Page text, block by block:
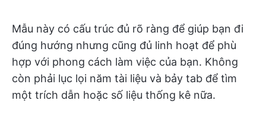
Mẫu này có cấu trúc đủ rõ ràng để giúp bạn đi
đúng hướng nhưng cũng đủ linh hoạt để phù
hợp với phong cách làm việc của bạn. Không
còn phải lục lọi năm tài liệu và bảy tab để tìm
một trích dẫn hoặc số liệu thống kê nữa.